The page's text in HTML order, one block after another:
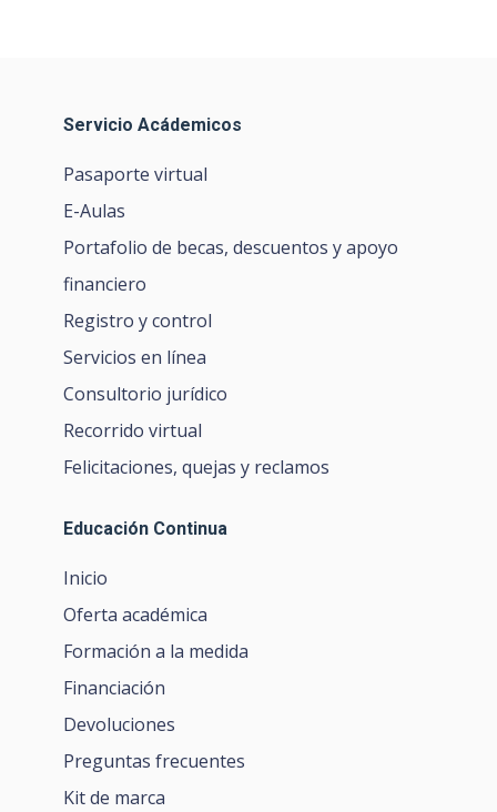
Servicio Acádemicos
Pasaporte virtual
E-Aulas
Portafolio de becas, descuentos y apoyo
financiero
Registro y control
Servicios en línea
Consultorio jurídico
Recorrido virtual
Felicitaciones, quejas y reclamos
Educación Continua
Inicio
Oferta académica
Formación a la medida
Financiación
Devoluciones
Preguntas frecuentes
Kit de marca